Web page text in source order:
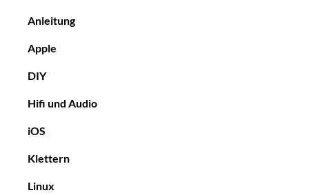
Anleitung
Apple
DIY
Hifi und Audio
iOS
Klettern
Linux